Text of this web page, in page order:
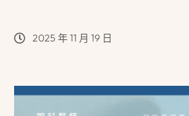
2025 年 11 月 19 日